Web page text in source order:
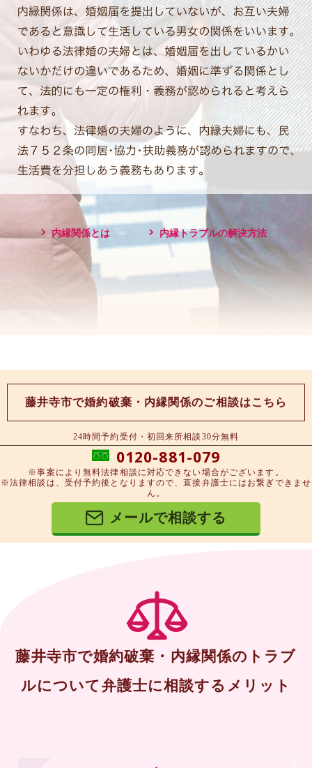
内縁関係とは 内縁トラブルの解決方法
藤井寺市で婚約破棄・内縁関係のご相談はこちら
24時間予約受付・初回来所相談30分無料
0120-881-079
※事案により無料法律相談に対応できない場合がございます。
※法律相談は、受付予約後となりますので、直接弁護士にはお繋ぎできませ
ん。
メールで相談する
藤井寺市で婚約破棄・内縁関係のトラブ
ルについて弁護士に相談するメリット